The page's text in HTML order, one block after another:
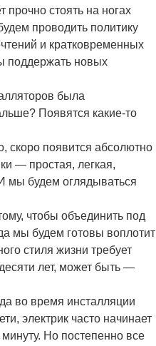
стоять на ногах
проводить политику
и кратковременных
поддержать новых
была
Появятся какие-то
скоро появится абсолютно
— простая, легкая,
мы будем оглядываться
чтобы объединить под
мы будем готовы
стиля жизни требует
лет, может быть —
во время инсталляции
электрик часто начинает
Но постепенно все